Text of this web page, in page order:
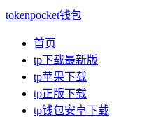
tokenpocket钱包
首页
tp下载最新版
tp苹果下载
tp正版下载
tp钱包安卓下载